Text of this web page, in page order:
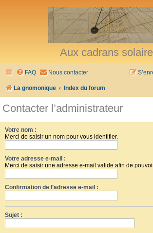
Aux cadrans
FAQ Nous contacter
La gnomonique Index du forum
Contacter l’administrateur
Votre nom :
Merci de saisir un nom pour vous identifier.
Votre adresse e-mail :
Merci de saisir une adresse e-mail valide afin de
Confirmation de l’adresse e-mail :
Sujet :